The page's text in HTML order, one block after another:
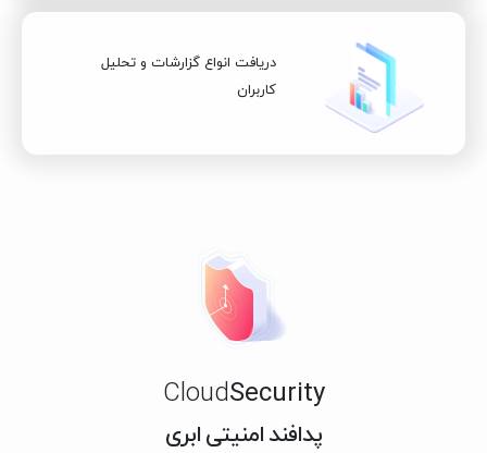
دریافت انواع گزارشات و تحلیل
کاربران
CloudSecurity
پدافند امنیتی ابری